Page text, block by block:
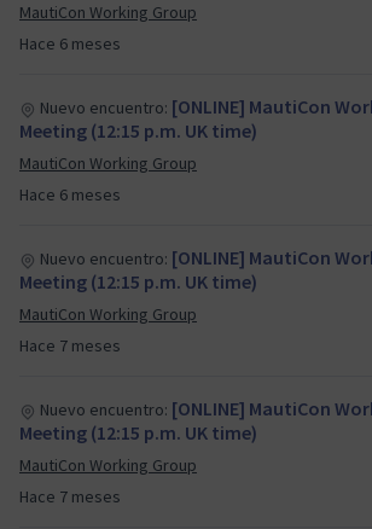
Hace 6 meses
MautiCon Working Group
Hace 6 meses
Nuevo encuentro: [ONLINE] MautiCon
Meeting (12:15 p.m. UK time)
MautiCon Working Group
Hace 7 meses
Nuevo encuentro: [ONLINE] MautiCon
Meeting (12:15 p.m. UK time)
MautiCon Working Group
Hace 7 meses
Nuevo encuentro: [ONLINE] MautiCon
Meeting (12:15 p.m. UK time)
MautiCon Working Group